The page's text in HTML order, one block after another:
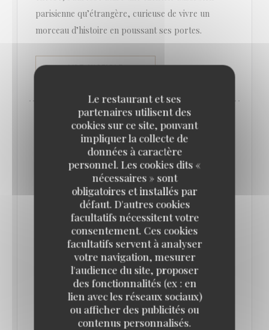
Le restaurant et ses
partenaires utilisent des
cookies sur ce site, pouvant
impliquer la collecte de
données à caractère
personnel. Les cookies dits «
nécessaires » sont
obligatoires et installés par
défaut. D'autres cookies
facultatifs nécessitent votre
consentement. Ces cookies
facultatifs servent à analyser
votre navigation, mesurer
l'audience du site, proposer
des fonctionnalités (ex : en
lien avec les réseaux sociaux)
ou afficher des publicités ou
contenus personnalisés.
parisienne qu’étrangère, curieuse de vivre un
morceau d’histoire en poussant ses portes.
((OUVRE UNE NOUVELLE FENÊTRE))
QUE FAIRE À PARIS CETTE SEMAINE ? (16-
22 JUIN) // LE BONBON
17/06/2025
On se fait une bonne brasserie pour soutenir la